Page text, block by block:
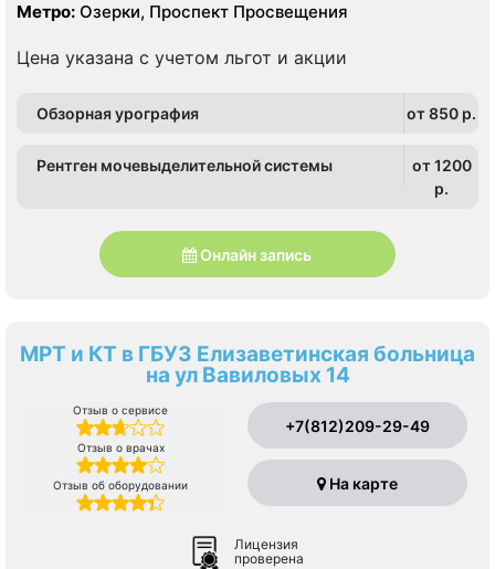
Метро: Озерки, Проспект Просвещения
Цена указана с учетом льгот и акции
Обзорная урография от 850 p.
Рентген мочевыделительной системы
от 1200
p.
Онлайн запись
МРТ и КТ в ГБУЗ Елизаветинская больница
на ул Вавиловых 14
Отзыв о сервисе
Отзыв о врачах
Отзыв об оборудовании
+7(812)209-29-49
На карте
Лицензия
проверена